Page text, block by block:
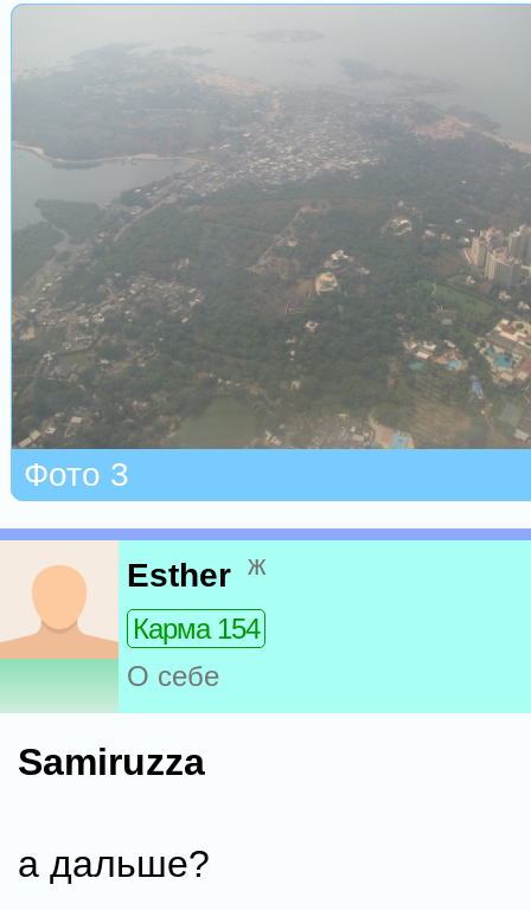
Фото 3
Esther ж
Карма 154
О себе
Samiruzza
а дальше?